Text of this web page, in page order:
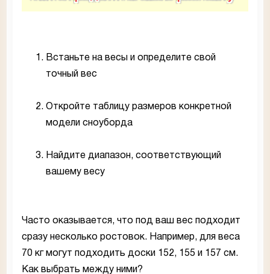
Встаньте на весы и определите свой
точный вес
Откройте таблицу размеров конкретной
модели сноуборда
Найдите диапазон, соответствующий
вашему весу
Часто оказывается, что под ваш вес подходит
сразу несколько ростовок. Например, для веса
70 кг могут подходить доски 152, 155 и 157 см.
Как выбрать между ними?